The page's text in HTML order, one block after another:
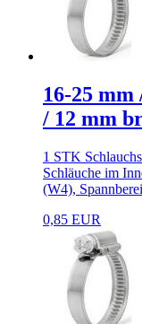
16-25 mm
/ 12 mm
1 STK
Schläuche im
(W4),
0,85 EUR